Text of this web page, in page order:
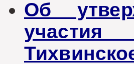
Об
участия